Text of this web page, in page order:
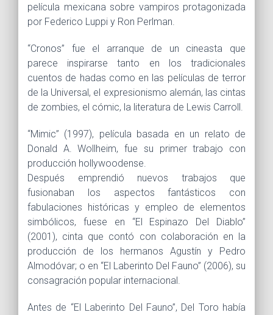
película mexicana sobre vampiros protagonizada
por Federico Luppi y Ron Perlman.
“Cronos” fue el arranque de un cineasta que
parece inspirarse tanto en los tradicionales
cuentos de hadas como en las películas de terror
de la Universal, el expresionismo alemán, las cintas
de zombies, el cómic, la literatura de Lewis Carroll.
“Mimic” (1997), película basada en un relato de
Donald A. Wollheim, fue su primer trabajo con
producción hollywoodense.
Después emprendió nuevos trabajos que
fusionaban los aspectos fantásticos con
fabulaciones históricas y empleo de elementos
simbólicos, fuese en “El Espinazo Del Diablo”
(2001), cinta que contó con colaboración en la
producción de los hermanos Agustín y Pedro
Almodóvar; o en “El Laberinto Del Fauno” (2006), su
consagración popular internacional.
Antes de “El Laberinto Del Fauno”, Del Toro había